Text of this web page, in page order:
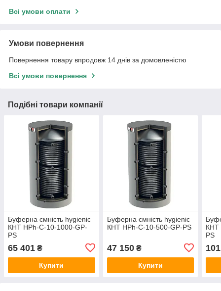
Всі умови оплати
Умови повернення
Повернення товару впродовж 14 днів за домовленістю
Всі умови повернення
Подібні товари компанії
Буферна ємність hygienic
КНТ HPh-C-10-1000-GP-
PS
65 401 ₴
Купити
Буферна ємність hygienic
КНТ HPh-C-10-500-GP-PS
47 150₴
Купити
КНТ
PS